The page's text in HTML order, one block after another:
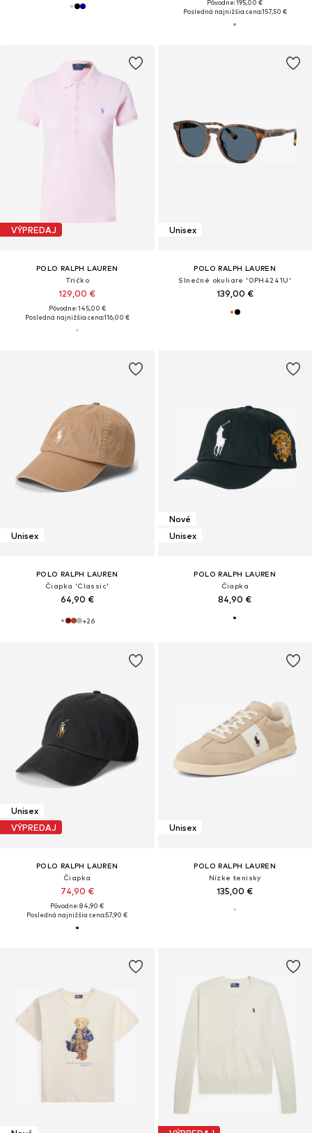
Pôvodne: 195,00 €
Posledná najnižšia cena:157,50 €
VÝPREDAJ
POLO RALPH LAUREN
Tričko
129,00 €
Pôvodne: 145,00 €
Posledná najnižšia cena:116,00 €
Unisex
POLO RALPH LAUREN
Slnečné okuliare '0PH4241U'
139,00 €
Unisex
POLO RALPH LAUREN
Čiapka 'Classic'
64,90 €
+26
Nové
Unisex
POLO RALPH LAUREN
Čiapka
84,90 €
Unisex
VÝPREDAJ
POLO RALPH LAUREN
Čiapka
74,90 €
Pôvodne: 84,90 €
Posledná najnižšia cena:57,90 €
Unisex
POLO RALPH LAUREN
Nízke tenisky
135,00 €